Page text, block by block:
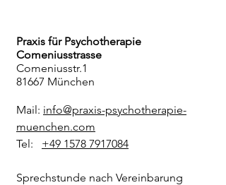
Praxis für Psychotherapie
Comeniusstrasse
Comeniusstr.1
81667 München
Mail: info@praxis-psychotherapie-
muenchen.com
Tel: +49 1578 7917084
Sprechstunde nach Vereinbarung